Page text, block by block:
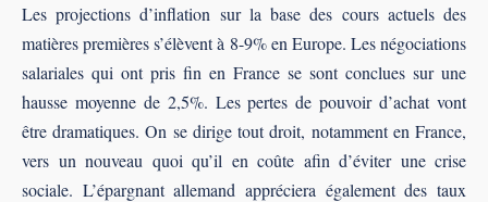
Les projections d’inflation sur la base des cours actuels des
matières premières s’élèvent à 8-9% en Europe. Les négociations
salariales qui ont pris fin en France se sont conclues sur une
hausse moyenne de 2,5%. Les pertes de pouvoir d’achat vont
être dramatiques. On se dirige tout droit, notamment en France,
vers un nouveau quoi qu’il en coûte afin d’éviter une crise
sociale. L’épargnant allemand appréciera également des taux